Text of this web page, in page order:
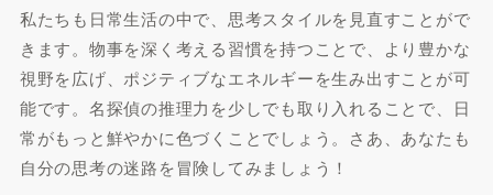
私たちも日常生活の中で、思考スタイルを見直すことがで
きます。物事を深く考える習慣を持つことで、より豊かな
視野を広げ、ポジティブなエネルギーを生み出すことが可
能です。名探偵の推理力を少しでも取り入れることで、日
常がもっと鮮やかに色づくことでしょう。さあ、あなたも
自分の思考の迷路を冒険してみましょう！